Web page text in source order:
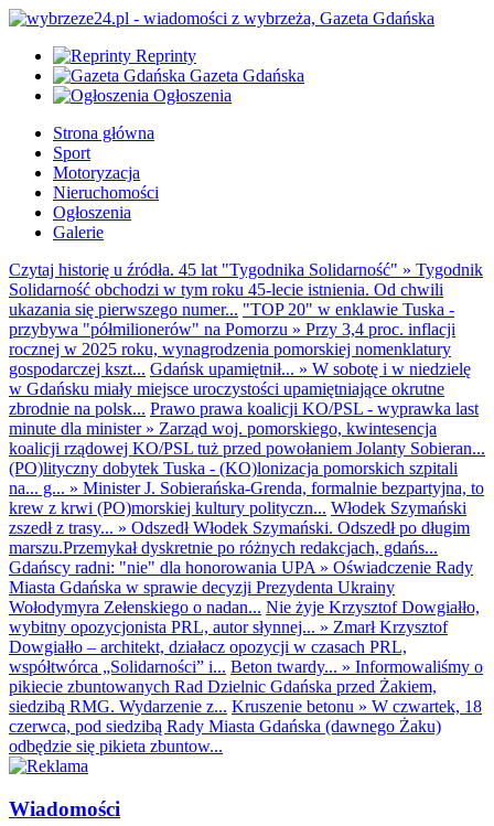
Reprinty
Gazeta Gdańska
Ogłoszenia
Strona główna
Sport
Motoryzacja
Nieruchomości
Ogłoszenia
Galerie
Czytaj historię u źródła. 45 lat "Tygodnika Solidarność" » Tygodnik
Solidarność obchodzi w tym roku 45-lecie istnienia. Od chwili
ukazania się pierwszego numer... "TOP 20" w enklawie Tuska -
przybywa "półmilionerów" na Pomorzu » Przy 3,4 proc. inflacji
rocznej w 2025 roku, wynagrodzenia pomorskiej nomenklatury
gospodarczej kszt... Gdańsk upamiętnił... » W sobotę i w niedzielę
w Gdańsku miały miejsce uroczystości upamiętniające okrutne
zbrodnie na polsk... Prawo prawa koalicji KO/PSL - wyprawka last
minute dla minister» Zarząd woj. pomorskiego, kwintesencja
koalicji rządowej KO/PSL tuż przed powołaniem Jolanty Sobieran...
(PO)lityczny dobytek Tuska - (KO)lonizacja pomorskich szpitali
na... g... » Minister J. Sobierańska-Grenda, formalnie bezpartyjna, to
krew z krwi (PO)morskiej kultury polityczn... Włodek Szymański
zszedł z trasy... » Odszedł Włodek Szymański. Odszedł po długim
marszu.Przemykał dyskretnie po różnych redakcjach, gdańs...
Gdańscy radni: "nie" dla honorowania UPA » Oświadczenie Rady
Miasta Gdańska w sprawie decyzji Prezydenta Ukrainy
Wołodymyra Zełenskiego o nadan... Nie żyje Krzysztof Dowgiałło,
wybitny opozycjonista PRL, autor słynnej... » Zmarł Krzysztof
Dowgiałło – architekt, działacz opozycji w czasach PRL,
współtwórca „Solidarności” i... Beton twardy... » Informowaliśmy o
pikiecie zbuntowanych Rad Dzielnic Gdańska przed Żakiem,
siedzibą RMG. Wydarzenie z... Kruszenie betonu » W czwartek, 18
czerwca, pod siedzibą Rady Miasta Gdańska (dawnego Żaku)
odbędzie się pikieta zbuntow...
Wiadomości